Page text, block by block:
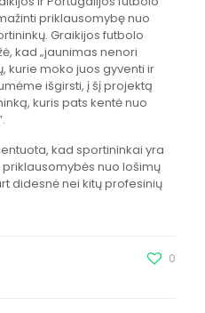
priklausomybę nuo
Graikijos futbolo
kad „jaunimas nenori
kurie moko juos gyventi ir
išgirsti, į šį projektą
kuris pats kentė nuo
kad sportininkai yra
nuo lošimų
didesnė nei kitų profesinių
0